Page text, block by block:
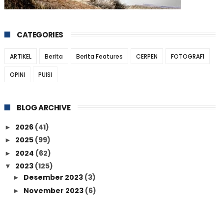
CATEGORIES
ARTIKEL Berita Berita Features CERPEN FOTOGRAFI
OPINI PUISI
BLOG ARCHIVE
► 2026 (41)
► 2025 (99)
► 2024 (62)
▼ 2023 (125)
► Desember 2023 (3)
► November 2023 (6)